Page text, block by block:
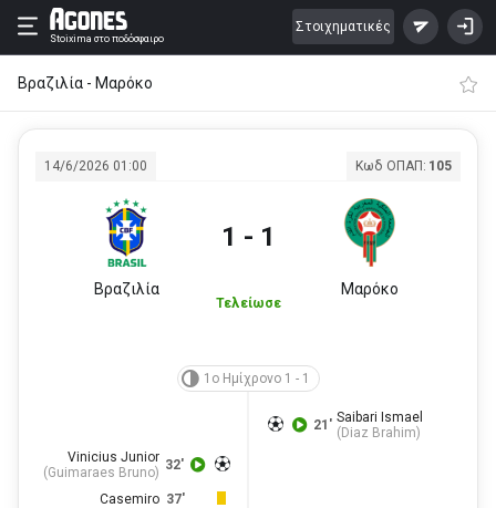
Stoixima στο ποδόσφαιρο
Στοιχηματικές
Βραζιλία - Μαρόκο
14/6/2026 01:00 Κωδ ΟΠΑΠ: 105
Βραζιλία
1 - 1
Τελείωσε
Μαρόκο
1ο Ημίχρονο 1 - 1
21' Saibari Ismael
( Diaz Brahim)
32'
Vinicius Junior
(Guimaraes Bruno)
37'
Casemiro